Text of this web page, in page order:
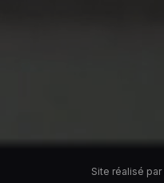
Site réalisé par